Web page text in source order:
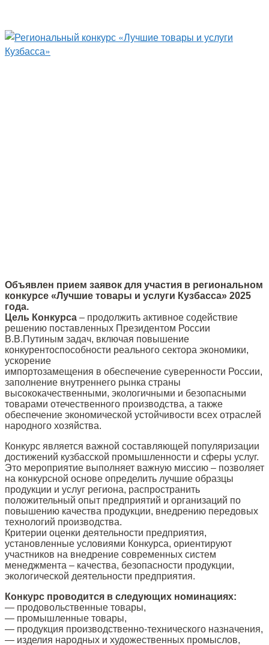
Объявлен прием заявок для участия в региональном
конкурсе «Лучшие товары и услуги Кузбасса» 2025
года.
Цель Конкурса – продолжить активное содействие
решению поставленных Президентом России
В.В.Путиным задач, включая повышение
конкурентоспособности реального сектора экономики,
ускорение
импортозамещения в обеспечение суверенности России,
заполнение внутреннего рынка страны
высококачественными, экологичными и безопасными
товарами отечественного производства, а также
обеспечение экономической устойчивости всех отраслей
народного хозяйства.
Конкурс является важной составляющей популяризации
достижений кузбасской промышленности и сферы услуг.
Это мероприятие выполняет важную миссию – позволяет
на конкурсной основе определить лучшие образцы
продукции и услуг региона, распространить
положительный опыт предприятий и организаций по
повышению качества продукции, внедрению передовых
технологий производства.
Критерии оценки деятельности предприятия,
установленные условиями Конкурса, ориентируют
участников на внедрение современных систем
менеджмента – качества, безопасности продукции,
экологической деятельности предприятия.
Конкурс проводится в следующих номинациях:
— продовольственные товары,
— промышленные товары,
— продукция производственно-технического назначения,
— изделия народных и художественных промыслов,